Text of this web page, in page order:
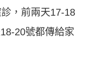
，前兩天17-18
20號都傳給家